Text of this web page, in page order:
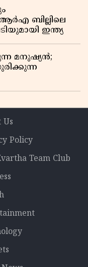
ബില്ലിലെ
ഇന്ത്യ
മനുഷ്യൻ;
Us
Policy
Team Club